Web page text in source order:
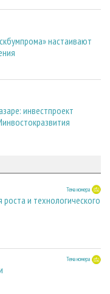
настаивают
инвестпроект
Тема номера
и технологического
Тема номера